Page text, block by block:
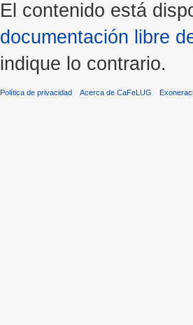
El contenido está
documentación libre
indique lo contrario.
Política de privacidad Acerca de CaFeLUG